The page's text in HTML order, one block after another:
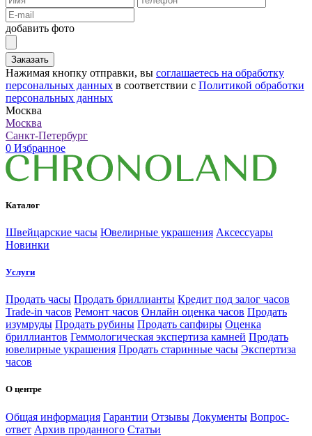
добавить фото
Заказать
Нажимая кнопку отправки, вы соглашаетесь на обработку
персональных данных в соответствии с Политикой обработки
персональных данных
Москва
Москва
Санкт-Петербург
0 Избранное
Каталог
Швейцарские часы Ювелирные украшения Аксессуары
Новинки
Услуги
Продать часы Продать бриллианты Кредит под залог часов
Trade-in часов Ремонт часов Онлайн оценка часов Продать
изумруды Продать рубины Продать сапфиры Оценка
бриллиантов Геммологическая экспертиза камней Продать
ювелирные украшения Продать старинные часы Экспертиза
часов
О центре
Общая информация Гарантии Отзывы Документы Вопрос-
ответ Архив проданного Статьи